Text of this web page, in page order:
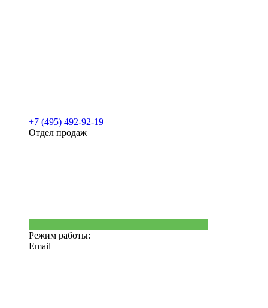
+7 (495) 492-92-19
Отдел продаж
Режим работы:
Email